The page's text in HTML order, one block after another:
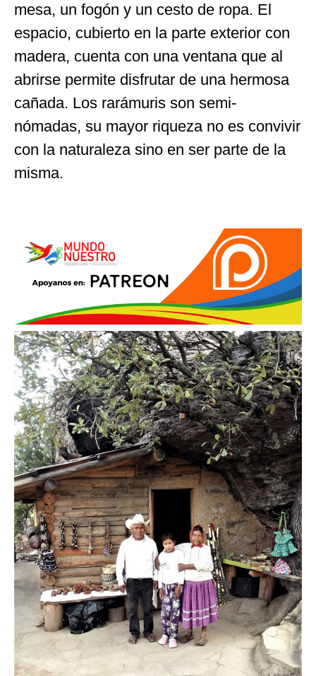
mesa, un fogón y un cesto de ropa. El
espacio, cubierto en la parte exterior con
madera, cuenta con una ventana que al
abrirse permite disfrutar de una hermosa
cañada. Los rarámuris son semi-
nómadas, su mayor riqueza no es convivir
con la naturaleza sino en ser parte de la
misma.